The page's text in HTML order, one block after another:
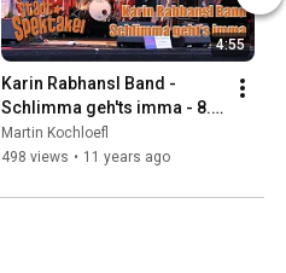
4:55
Karin Rabhansl Band -
Schlimma geh'ts imma - 8.
Stadtspektakel 2014 in
Landshut
Martin Kochloefl
498 views • 11 years ago